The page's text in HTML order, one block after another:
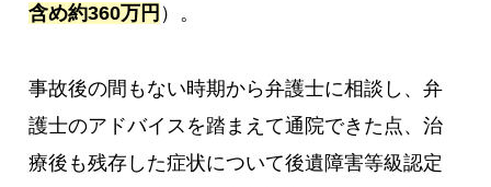
含め約360万円 ）。
事故後の間もない時期から弁護士に相談し、弁
護士のアドバイスを踏まえて通院できた点、治
療後も残存した症状について後遺障害等級認定